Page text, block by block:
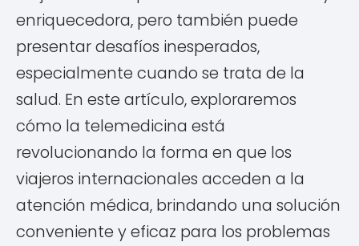
enriquecedora, pero también puede
presentar desafíos inesperados,
especialmente cuando se trata de la
salud. En este artículo, exploraremos
cómo la telemedicina está
revolucionando la forma en que los
viajeros internacionales acceden a la
atención médica, brindando una solución
conveniente y eficaz para los problemas